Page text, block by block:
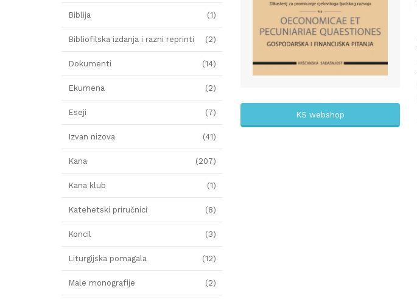
KS webshop
Biblija (1)
Bibliofilska izdanja i razni reprinti (2)
Dokumenti (14)
Ekumena (2)
Eseji (7)
Izvan nizova (41)
Kana (207)
Kana klub (1)
Katehetski priručnici (8)
Koncil (3)
Liturgijska pomagala (12)
Male monografije (2)